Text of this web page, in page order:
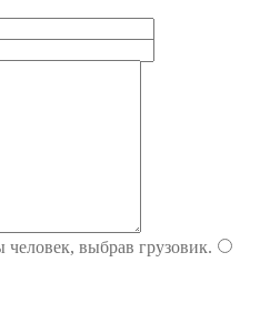
человек, выбрав грузовик.